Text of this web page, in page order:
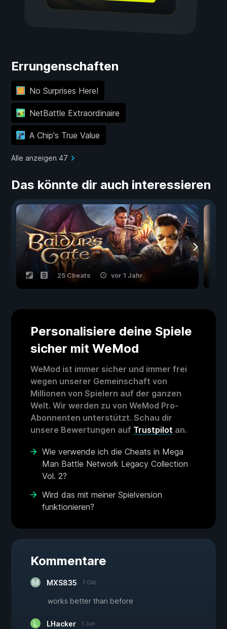
Errungenschaften
No Surprises Here!
NetBattle Extraordinaire
A Chip's True Value
Alle anzeigen 47
Das könnte dir auch interessieren
25 Cheats vor 1 Jahr
Personalisiere deine Spiele
sicher mit WeMod
WeMod ist immer sicher und immer frei
wegen unserer Gemeinschaft von
Millionen von Spielern auf der ganzen
Welt. Wir werden zu von WeMod Pro-
Abonnenten unterstützt. Schau dir
unsere Bewertungen auf Trustpilot an.
Wie verwende ich die Cheats in Mega
Man Battle Network Legacy Collection
Vol. 2?
Wird das mit meiner Spielversion
funktionieren?
Kommentare
MXS835 7 Okt
works better than before
LHacker 1 Jun